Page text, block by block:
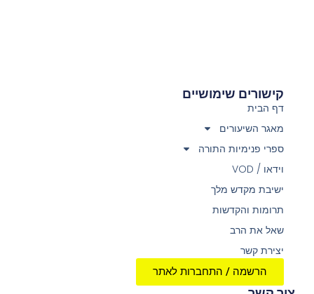
קישורים שימושיים
דף הבית
מאגר השיעורים
ספרי פנימיות התורה
וידאו / VOD
ישיבת מקדש מלך
תרומות והקדשות
שאל את הרב
יצירת קשר
הרשמה / התחברות לאתר